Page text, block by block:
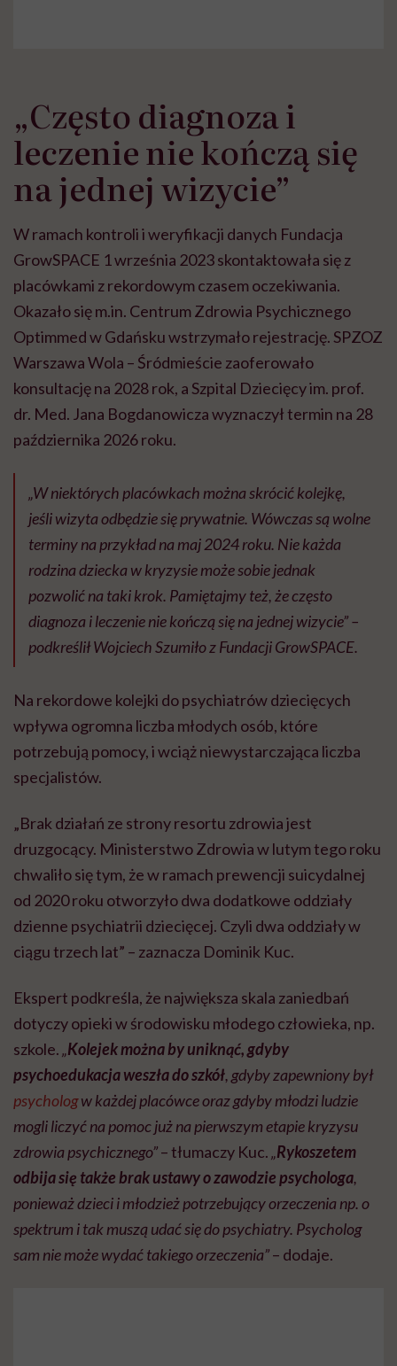
„Często diagnoza i
leczenie nie kończą się
na jednej wizycie”
W ramach kontroli i weryfikacji danych Fundacja
GrowSPACE 1 września 2023 skontaktowała się z
placówkami z rekordowym czasem oczekiwania.
Okazało się m.in. Centrum Zdrowia Psychicznego
Optimmed w Gdańsku wstrzymało rejestrację. SPZOZ
Warszawa Wola – Śródmieście zaoferowało
konsultację na 2028 rok, a Szpital Dziecięcy im. prof.
dr. Med. Jana Bogdanowicza wyznaczył termin na 28
października 2026 roku.
„W niektórych placówkach można skrócić kolejkę,
jeśli wizyta odbędzie się prywatnie. Wówczas są wolne
terminy na przykład na maj 2024 roku. Nie każda
rodzina dziecka w kryzysie może sobie jednak
pozwolić na taki krok. Pamiętajmy też, że często
diagnoza i leczenie nie kończą się na jednej wizycie” –
podkreślił Wojciech Szumiło z Fundacji GrowSPACE.
Na rekordowe kolejki do psychiatrów dziecięcych
wpływa ogromna liczba młodych osób, które
potrzebują pomocy, i wciąż niewystarczająca liczba
specjalistów.
„Brak działań ze strony resortu zdrowia jest
druzgocący. Ministerstwo Zdrowia w lutym tego roku
chwaliło się tym, że w ramach prewencji suicydalnej
od 2020 roku otworzyło dwa dodatkowe oddziały
dzienne psychiatrii dziecięcej. Czyli dwa oddziały w
ciągu trzech lat” – zaznacza Dominik Kuc.
Ekspert podkreśla, że największa skala zaniedbań
dotyczy opieki w środowisku młodego człowieka, np.
szkole.„Kolejek można by uniknąć, gdyby
psychoedukacja weszła do szkół, gdyby zapewniony był
psychologw każdej placówce oraz gdyby młodzi ludzie
mogli liczyć na pomoc już na pierwszym etapie kryzysu
zdrowia psychicznego”– tłumaczy Kuc.„Rykoszetem
odbija się także brak ustawy o zawodzie psychologa,
ponieważ dzieci i młodzież potrzebujący orzeczenia np. o
spektrum i tak muszą udać się do psychiatry. Psycholog
sam nie może wydać takiego orzeczenia”– dodaje.